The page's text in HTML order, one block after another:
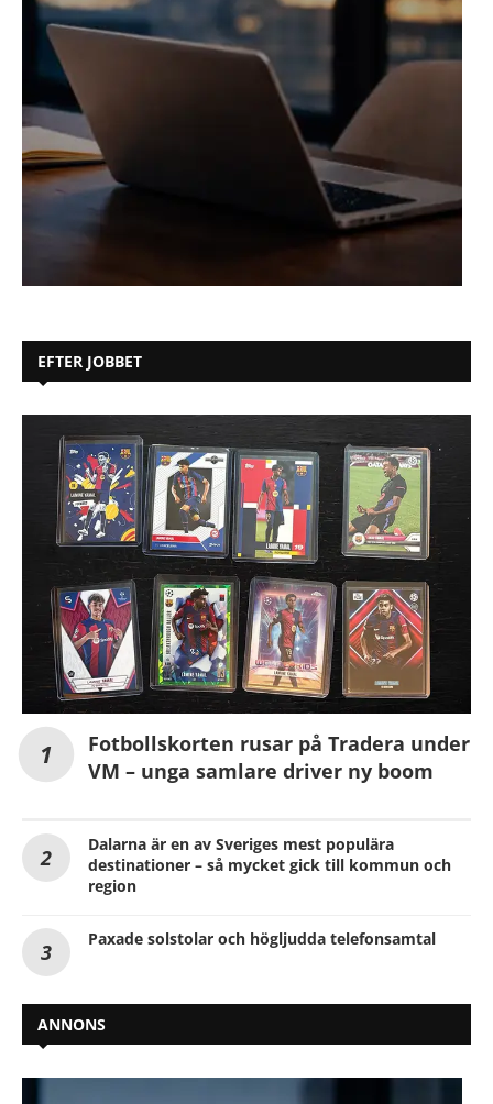
EFTER JOBBET
Fotbollskorten rusar på Tradera under
VM – unga samlare driver ny boom
Dalarna är en av Sveriges mest populära
destinationer – så mycket gick till kommun och
region
Paxade solstolar och högljudda telefonsamtal
ANNONS